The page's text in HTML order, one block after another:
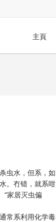
主頁
虫水，但系，如
。冇错，就系咁
“家居灭虫偏
常系利用化学毒